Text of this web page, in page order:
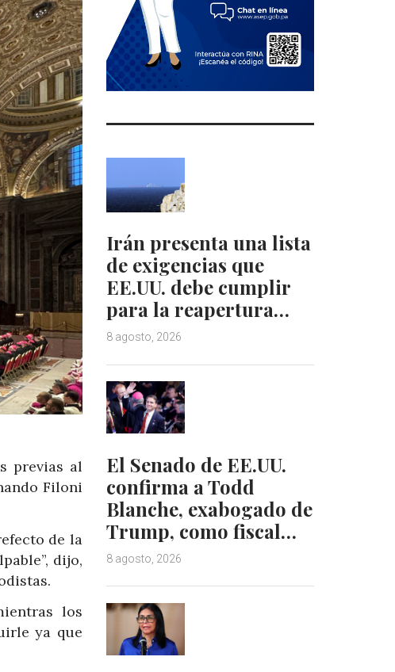
previas al
Filoni
de la
dijo,
los
ya que
Irán presenta una lista
de exigencias que
EE.UU. debe cumplir
para la reapertura…
8 agosto, 2026
El Senado de EE.UU.
confirma a Todd
Blanche, exabogado de
Trump, como fiscal…
8 agosto, 2026